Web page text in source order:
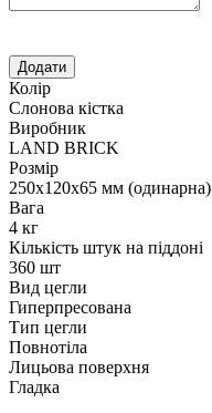
Колір
Слонова кістка
Виробник
LAND BRICK
Розмір
250х120х65 мм (одинарна)
Вага
4 кг
Кількість штук на піддоні
360 шт
Вид цегли
Гиперпресована
Тип цегли
Повнотіла
Лицьова поверхня
Гладка